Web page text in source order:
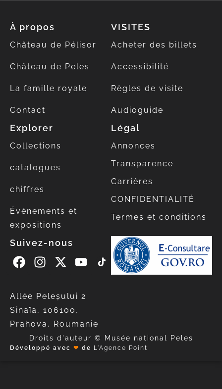
À propos
Château de Pélisor
Château de Peles
La famille royale
Contact
VISITES
Acheter des billets
Accessibilité
Règles de visite
Audioguide
Explorer
Collections
catalogues
chiffres
Événements et
expositions
Légal
Annonces
Transparence
Carrières
CONFIDENTIALITÉ
Termes et conditions
Suivez-nous
Allée Peleșului 2
Sinaïa, 106100,
Prahova, Roumanie
Droits d'auteur © Musée national Peles
Développé avec ❤ de L'Agence Point